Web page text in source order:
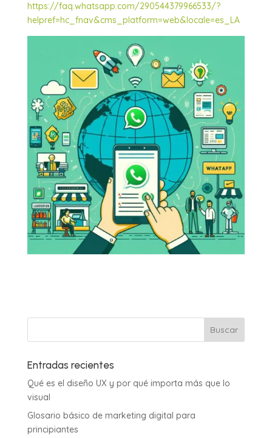
https://faq.whatsapp.com/290544379966533/?
helpref=hc_fnav&cms_platform=web&locale=es_LA
Entradas recientes
Qué es el diseño UX y por qué importa más que lo
visual
Glosario básico de marketing digital para
principiantes